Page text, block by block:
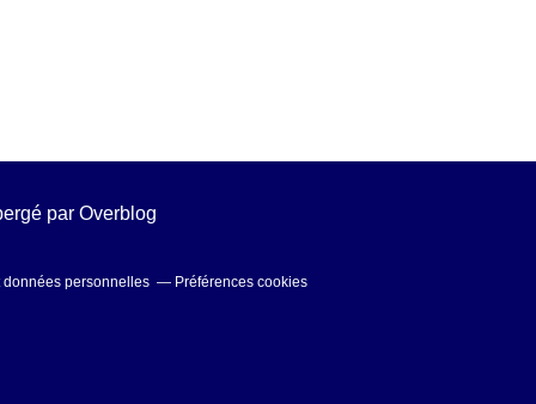
par Overblog
données personnelles Préférences cookies